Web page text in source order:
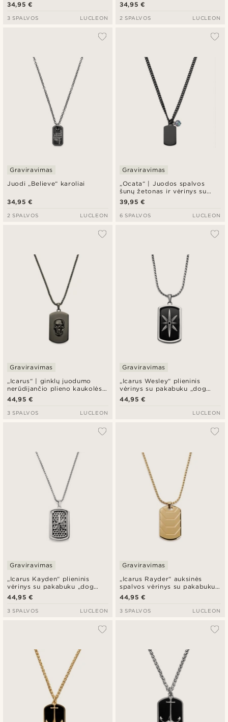
34,95 €
3 SPALVOS LUCLEON
34,95 €
2 SPALVOS LUCLEON
Juodi „Believe“ karoliai
Graviravimas
34,95 €
2 SPALVOS LUCLEON
„Ocata“ | Juodos spalvos
šunų žetonas ir vėrinys su
juoduoju perlu
Graviravimas
39,95 €
6 SPALVOS LUCLEON
„Icarus“ | ginklų juodumo
nerūdijančio plieno kaukolės
formos karininko žetonų
vėrinys
Graviravimas
44,95 €
3 SPALVOS LUCLEON
„Icarus Wesley“ plieninis
vėrinys su pakabuku „dog
tag“
Graviravimas
44,95 €
LUCLEON
„Icarus Kayden“ plieninis
vėrinys su pakabuku „dog
tag“
Graviravimas
44,95 €
3 SPALVOS LUCLEON
„Icarus Rayder“ auksinės
spalvos vėrinys su pakabuku
„dog tag“
Graviravimas
44,95 €
3 SPALVOS LUCLEON